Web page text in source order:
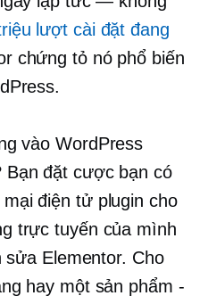
lượt cài đặt đang
chứng tỏ nó phổ biến
vào WordPress
Bạn đặt cược bạn có
điện tửplugin cho
trực tuyến của mình
Elementor. Cho
hay một sản phẩm -